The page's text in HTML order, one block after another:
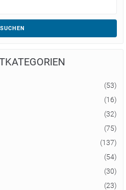
SUCHEN
(53)
(16)
(32)
(75)
(137)
(54)
(30)
(23)